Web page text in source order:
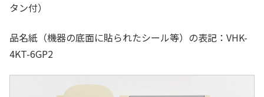
タン付）
品名紙（機器の底面に貼られたシール等）の表記：VHK-
4KT-6GP2